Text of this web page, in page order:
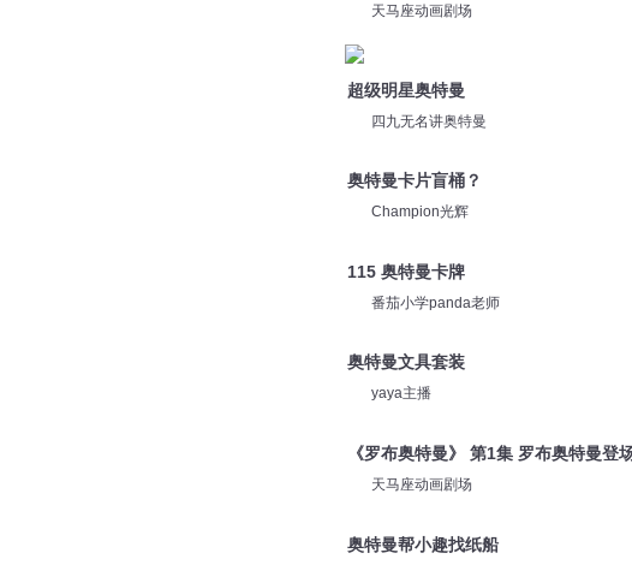
天马座动画剧场
超级明星奥特曼
四九无名讲奥特曼
奥特曼卡片盲桶？
Champion光辉
115 奥特曼卡牌
番茄小学panda老师
奥特曼文具套装
yaya主播
《罗布奥特曼》 第1集 罗布奥特曼登
天马座动画剧场
奥特曼帮小趣找纸船